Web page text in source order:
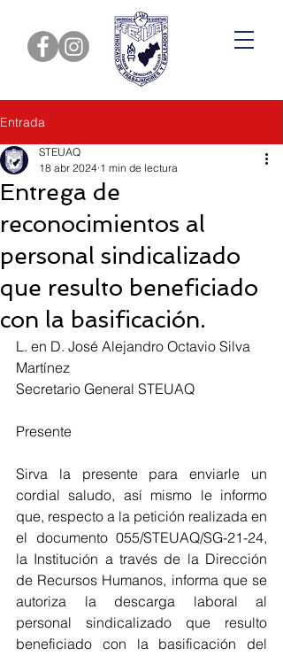
Entrada
Entrega de
reconocimientos al
personal sindicalizado
que resulto beneficiado
con la basificación.
STEUAQ
18 abr 2024 1 min de lectura
L. en D. José Alejandro Octavio Silva
Martínez
Secretario General STEUAQ
Presente
Sirva la presente para enviarle un
cordial saludo, así mismo le informo
que, respecto a la petición realizada en
el documento 055/STEUAQ/SG-21-24,
la Institución a través de la Dirección
de Recursos Humanos, informa que se
autoriza la descarga laboral al
personal sindicalizado que resulto
beneficiado con la basificación del